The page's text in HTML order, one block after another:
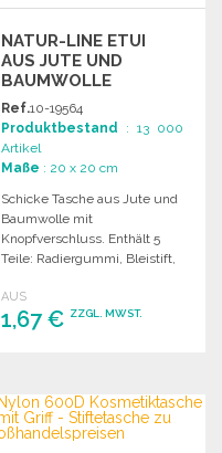
NATUR-LINE ETUI
AUS JUTE UND
BAUMWOLLE
Ref.10-19564
Produktbestand : 13 000
Artikel
Maße : 20 x 20 cm
Schicke Tasche aus Jute und
Baumwolle mit
Knopfverschluss. Enthält 5
Teile: Radiergummi, Bleistift,
AUS
1,67 € ZZGL. MWST.
Angebot anfordern